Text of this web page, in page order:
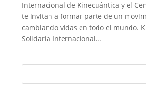
Internacional de Kinecuántica y el
te invitan a formar parte de un
cambiando vidas en todo el mundo.
Solidaria Internacional...